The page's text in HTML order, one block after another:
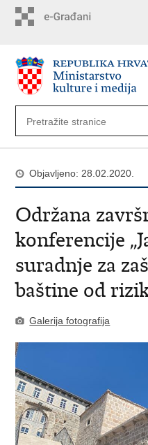
Objavljeno: 28.02.2020.
Održana
konferencije
suradnje za
baštine od
Galerija fotografija